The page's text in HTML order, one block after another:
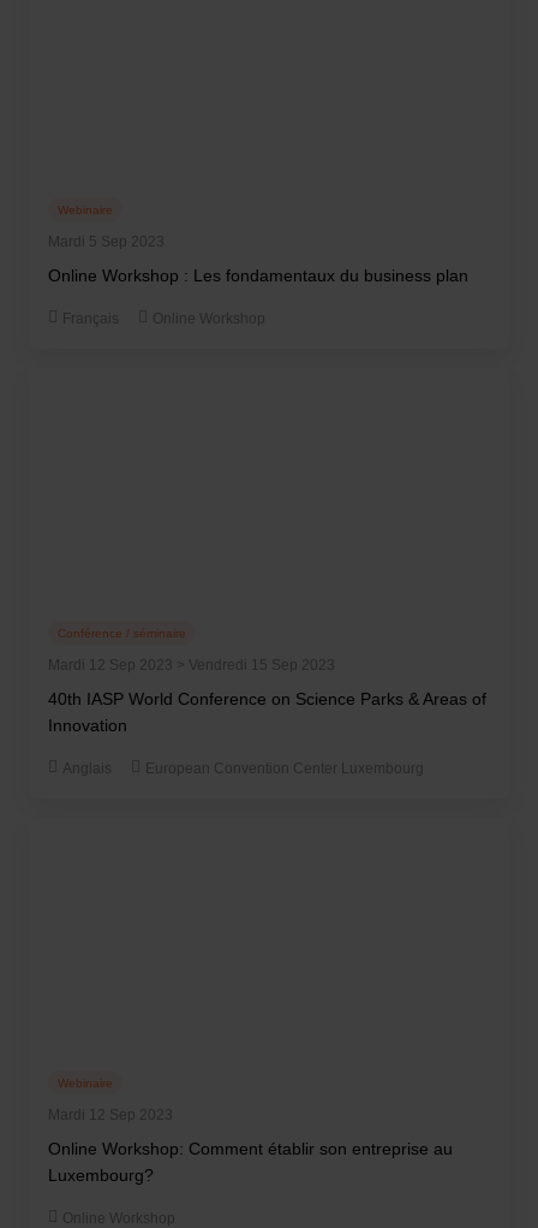
Mardi 5 Sep 2023
Webinaire
Online Workshop : Les fondamentaux du business plan
Français Online Workshop
Mardi 12 Sep 2023 > Vendredi 15 Sep 2023
Conférence / séminaire
40th IASP World Conference on Science Parks & Areas of
Innovation
Anglais European Convention Center Luxembourg
Mardi 12 Sep 2023
Webinaire
Online Workshop: Comment établir son entreprise au
Luxembourg?
Online Workshop